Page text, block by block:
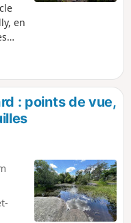
en
: points de vue,